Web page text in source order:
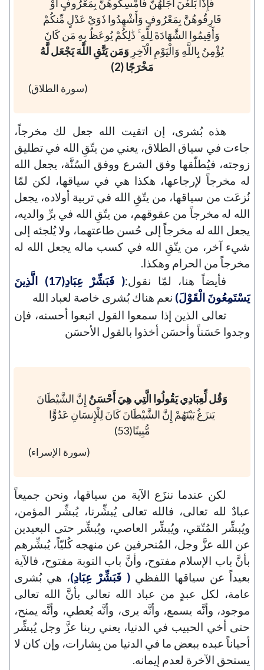
فَإِذَا بَلَغْنَ أَجَلَهُنَّ فَأَمْسِكُوهُنَّ بِمَعْرُوفٍ أَوْ
فَارِقُوهُنَّ بِمَعْرُوفٍ وَأَشْهِدُوا ذَوَيْ عَدْلٍ مِّنكُمْ
وَأَقِيمُوا الشَّهَادَةَ لِلَّهِ ۚ ذَٰلِكُمْ يُوعَظُ بِهِ مَن كَانَ
يُؤْمِنُ بِاللَّهِ وَالْيَوْمِ الْآخِرِ وَمَن يَتَّقِ اللَّهَ يَجْعَل لَّهُ
مَخْرَجًا (2)
(سورة الطلاق)
هذه بُشرى، إن اتقيت الله جعل لك مخرجاً،
جاءت في سياق الطلاق، يعني من يتّقِ الله في تطليق
زوجته، فيُطلّقها وفق الشرع ووفق السُنَّة، يجعل الله
له مخرجاً لإرجاعها، هكذا هي في سياقها، لكن لمّا
نُزعَت من سياقها، من يتّقِ الله في تربية أولاده، يجعل
الله له مخرجاً من عقوقهم، من يتّقِ الله في برِّ والديه،
يجعل الله له مخرجاً إلى حُسن طاعتهما، ولا يُلجئه إلى
شيء آخر، من يتّقِ الله في كسب ماله يجعل الله له
مخرجاً من الحرام وهكذا.
فأيضاً هنا، لمّا نقول:
( فَبَشِّرْ عِبَادِ(17) الَّذِينَ
يَسْتَمِعُونَ الْقَوْلَ) نعم هناك بُشرى خاصة لعباد الله
تعالى الذين إذا سمعوا القول اتبعوا أحسنه، فإن
وجدوا حَسَناً وأحسَن أخذوا بالقول الأحسَن
وَقُل لِّعِبَادِي يَقُولُوا الَّتِي هِيَ أَحْسَنُ إِنَّ الشَّيْطَانَ
يَنزَغُ بَيْنَهُمْ إِنَّ الشَّيْطَانَ كَانَ لِلْإِنسَانِ عَدُوًّا
مُّبِينًا(53)
(سورة الإسراء)
لكن عندما ننزَع الآية من سياقها، ونحن جميعاً
عبادٌ لله تعالى، فالله تعالى يُبشِّرنا، يُبشِّر المؤمن،
ويُبشِّر المُتّقي، ويُبشِّر العاصي، ويُبشِّر حتى البعيدين
عن الله عزَّ وجل، المُنحرفين عن منهجه كُليّاً، يُبشِّرهم
بأنَّ باب الإسلام مفتوح، وأنَّ باب التوبة مفتوح، فالآية
بعيداً عن سياقها اللفظي( فَبَشِّرْ عِبَادِ)، هي بُشرى
عامة، لكل عبدٍ من عباد الله تعالى بأنَّ الله تعالى
موجود، وأنَّه يسمع، وأنَّه يرى، وأنَّه يُعطي، وأنَّه يمنح،
حتى أخي الحبيب في الدنيا، يعني ربنا عزَّ وجل يُبشِّر
أحياناً عبده ببعض ما في الدنيا من بِشارات، وإن كان لا
يستحق الآخرة لعدم إيمانه.